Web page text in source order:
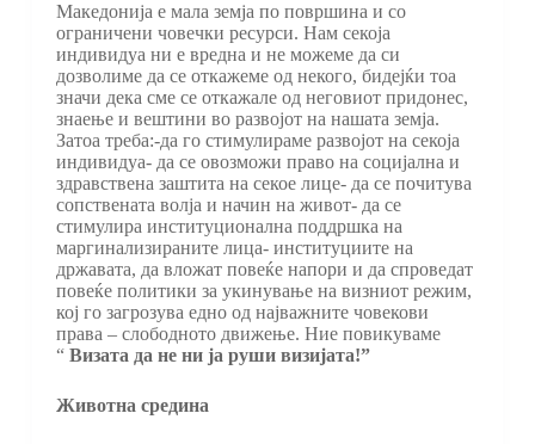
Македонија е мала земја по површина и со
ограничени човечки ресурси. Нам секоја
индивидуа ни е вредна и не можеме да си
дозволиме да се откажеме од некого, бидејќи тоа
значи дека сме се откажале од неговиот придонес,
знаење и вештини во развојот на нашата земја.
Затоа треба:-да го стимулираме развојот на секоја
индивидуа- да се овозможи право на социјална и
здравствена заштита на секое лице- да се почитува
сопствената волја и начин на живот- да се
стимулира институционална поддршка на
маргинализираните лица- институциите на
државата, да вложат повеќе напори и да спроведат
повеќе политики за укинување на визниот режим,
кој го загрозува едно од најважните човекови
права – слободното движење. Ние повикуваме
“ Визата да не ни ја руши визијата!”
Животна средина